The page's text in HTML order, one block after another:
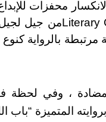
محفزات
Literaryمن جيل
بالرواية
، وفي لحظة
المتميزة “باب